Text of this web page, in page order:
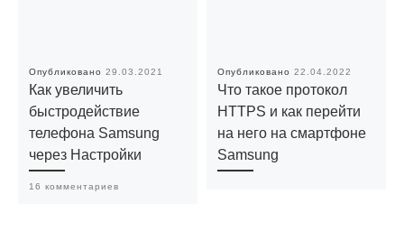
Опубликовано 29.03.2021
Как увеличить
быстродействие
телефона Samsung
через Настройки
16 комментариев
Опубликовано 22.04.2022
Что такое протокол
HTTPS и как перейти
на него на смартфоне
Samsung